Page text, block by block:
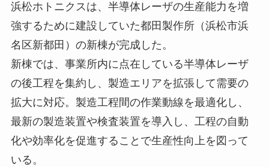
浜松ホトニクスは、半導体レーザの生産能力を増
強するために建設していた都田製作所（浜松市浜
名区新都田）の新棟が完成した。
新棟では、事業所内に点在している半導体レーザ
の後工程を集約し、製造エリアを拡張して需要の
拡大に対応。製造工程間の作業動線を最適化し、
最新の製造装置や検査装置を導入し、工程の自動
化や効率化を促進することで生産性向上を図って
いる。